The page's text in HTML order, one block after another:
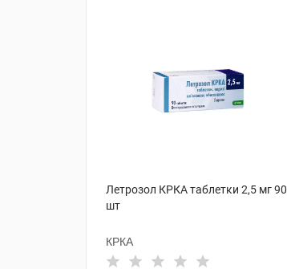
Летрозол КРКА таблетки 2,5 мг 90
шт
КРКА